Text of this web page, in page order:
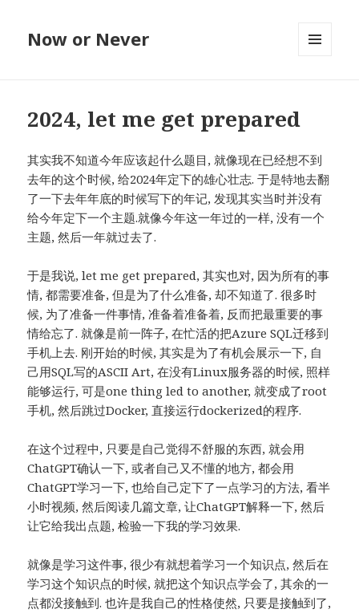
Now or Never
2024, let me get prepared
其实我不知道今年应该起什么题目, 就像现在已经想不到
去年的这个时候, 给2024年定下的雄心壮志. 于是特地去翻
了一下去年年底的时候写下的年记, 发现其实当时并没有
给今年定下一个主题.就像今年这一年过的一样, 没有一个
主题, 然后一年就过去了.
于是我说, let me get prepared, 其实也对, 因为所有的事
情, 都需要准备, 但是为了什么准备, 却不知道了. 很多时
候, 为了准备一件事情, 准备着准备着, 反而把最重要的事
情给忘了. 就像是前一阵子, 在忙活的把Azure SQL迁移到
手机上去. 刚开始的时候, 其实是为了有机会展示一下, 自
己用SQL写的ASCII Art, 在没有Linux服务器的时候, 照样
能够运行, 可是one thing led to another, 就变成了root
手机, 然后跳过Docker, 直接运行dockerized的程序.
在这个过程中, 只要是自己觉得不舒服的东西, 就会用
ChatGPT确认一下, 或者自己又不懂的地方, 都会用
ChatGPT学习一下, 也给自己定下了一点学习的方法, 看半
小时视频, 然后阅读几篇文章, 让ChatGPT解释一下, 然后
让它给我出点题, 检验一下我的学习效果.
就像是学习这件事, 很少有就想着学习一个知识点, 然后在
学习这个知识点的时候, 就把这个知识点学会了, 其余的一
点都没接触到. 也许是我自己的性格使然, 只要是接触到了,